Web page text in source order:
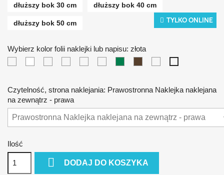
TYLKO ONLINE
dłuższy bok 30 cm dłuższy bok 40 cm
dłuższy bok 50 cm
Wybierz kolor folii naklejki lub napisu: złota
Czytelność, strona naklejania: Prawostronna Naklejka naklejana
na zewnątrz - prawa
Ilość
 DODAJ DO KOSZYKA